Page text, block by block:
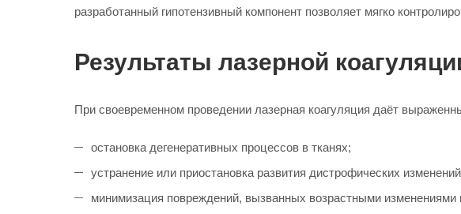
разработанный гипотензивный компонент позволяет мягко
Результаты лазерной
При своевременном проведении лазерная коагуляция даёт
остановка дегенеративных процессов в тканях;
устранение или приостановка развития дистрофических
минимизация повреждений, вызванных возрастными